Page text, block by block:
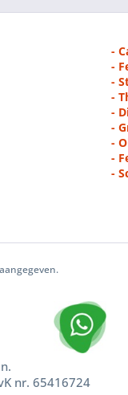
-
-
-
-
-
-
-
-
-
nr. 65416724